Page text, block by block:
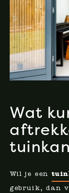
Wat
Wil je een
gebruik, dan